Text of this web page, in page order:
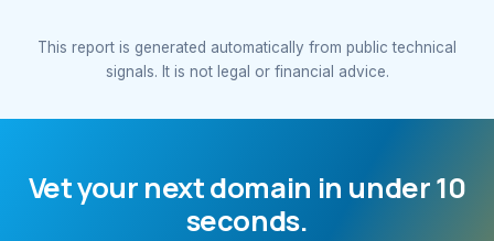
This report is generated automatically from public technical
signals. It is not legal or financial advice.
Vet your next domain in under 10
seconds.